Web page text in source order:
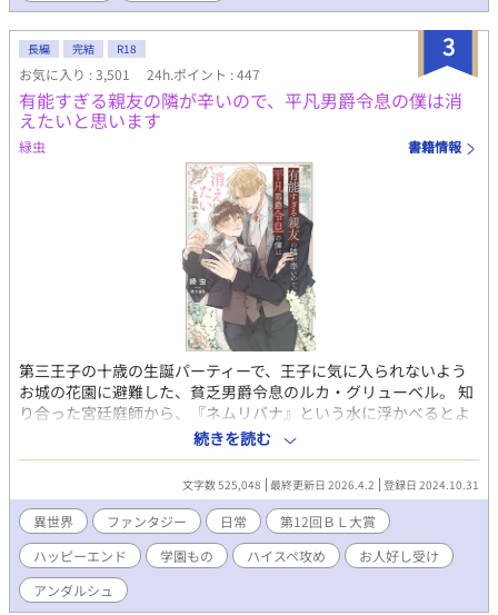
3
長編 完結 R18
お気に入り : 3,501 24h.ポイント : 447
有能すぎる親友の隣が辛いので、平凡男爵令息の僕は消
えたいと思います
緑虫 書籍情報
第三王子の十歳の生誕パーティーで、王子に気に入られないよう
お城の花園に避難した、貧乏男爵令息のルカ・グリューベル。 知
り合った宮廷庭師から、『ネムリバナ』という水に浮かべるとよ
く寝られる香りを放つ花びらをもらう。 花園からの帰り道、噴水
で泣いている少年に遭遇。目の下に酷いクマのある少年を慰めた
ルカは、もらったばかりの花びらを男の子に渡して立ち去った。
十二歳になり、ルカは寄宿学校に入学する。 寮の同室になった子
は、まさかのその時の男の子、アルフレート（アリ）・ユーネル
侯爵令息だった。 見目麗しく文武両道のアリ。だが二年前と変わ
らず睡眠障害を抱えていて、目の下のクマは健在。 宮廷庭師と親
交を続けていたルカには、『ネムリバナ』を第三王子の為に学校
の温室で育てる役割を与えられていた。アリは花びらを王子の元
続きを読む
文字数 525,048 最終更新日 2026.4.2 登録日 2024.10.31
異世界 ファンタジー 日常
第12回ＢＬ大賞
ハッピーエンド
学園もの ハイスペ攻め
お人好し受け
アンダルシュ